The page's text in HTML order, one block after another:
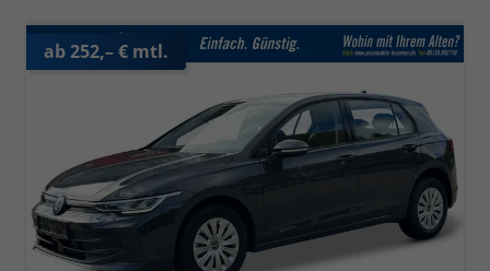
ab 252,– € mtl.